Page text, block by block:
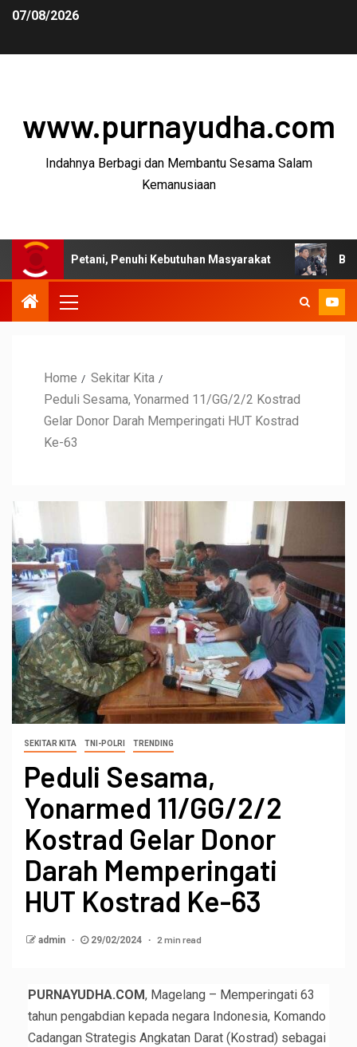
07/08/2026
www.purnayudha.com
Indahnya Berbagi dan Membantu Sesama Salam
Kemanusiaan
Penuhi Kebutuhan Masyarakat Bupati Garut:
Home
Sekitar Kita
Peduli Sesama, Yonarmed 11/GG/2/2 Kostrad
Gelar Donor Darah Memperingati HUT Kostrad
Ke-63
SEKITAR KITA TNI-POLRI TRENDING
Peduli Sesama,
Yonarmed 11/GG/2/2
Kostrad Gelar Donor
Darah Memperingati
HUT Kostrad Ke-63
admin 29/02/2024 2 min read
PURNAYUDHA.COM, Magelang – Memperingati 63
tahun pengabdian kepada negara Indonesia, Komando
Cadangan Strategis Angkatan Darat (Kostrad) sebagai